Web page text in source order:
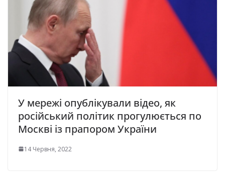
У мережі опублікували відео, як
російський політик прогулюється по
Москві із прапором України
14 Червня, 2022